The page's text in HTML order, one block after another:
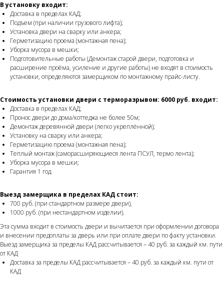
В установку входит:
Доставка в пределах КАД;
Подъем (при наличии грузового лифта);
Установка двери на сварку или анкера;
Герметизацию проема (монтажная пена);
Уборка мусора в мешки;
Подготовительные работы (Демонтаж старой двери, подготовка и
расширение проёма, усиление и другие работы) не входят в стоимость
установки, определяются замерщиком по монтажному прайс-листу.
Стоимость установки двери с терморазрывом: 6000 руб. входит:
Доставка в пределах КАД;
Пронос двери до дома/коттеджа не более 50м;
Демонтаж деревянной двери (легко укреплённой);
Установку на сварку или анкера;
Герметизацию проема (монтажная пена);
Теплый монтаж (саморасширяющиеся лента ПСУЛ, термо лента);
Уборка мусора в мешки;
Гарантия 1 год.
Выезд замерщика в пределах КАД стоит:
700 руб. (при стандартном размере двери),
1000 руб. (при нестандартном изделии).
Эта сумма входит в стоимость двери и вычитается при оформлении договора
и внесении предоплаты за дверь или при оплате двери по факту установки.
Выезд замерщика за пределы КАД рассчитывается – 40 руб. за каждый км. пути
от КАД
Доставка за пределы КАД рассчитывается – 40 руб. за каждый км. пути от
КАД